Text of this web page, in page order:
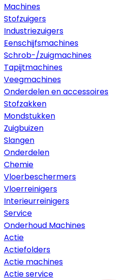
Machines
Stofzuigers
Industriezuigers
Eenschijfsmachines
Schrob-/zuigmachines
Tapijtmachines
Veegmachines
Onderdelen en accessoires
Stofzakken
Mondstukken
Zuigbuizen
Slangen
Onderdelen
Chemie
Vloerbeschermers
Vloerreinigers
Interieurreinigers
Service
Onderhoud Machines
Actie
Actiefolders
Actie machines
Actie service